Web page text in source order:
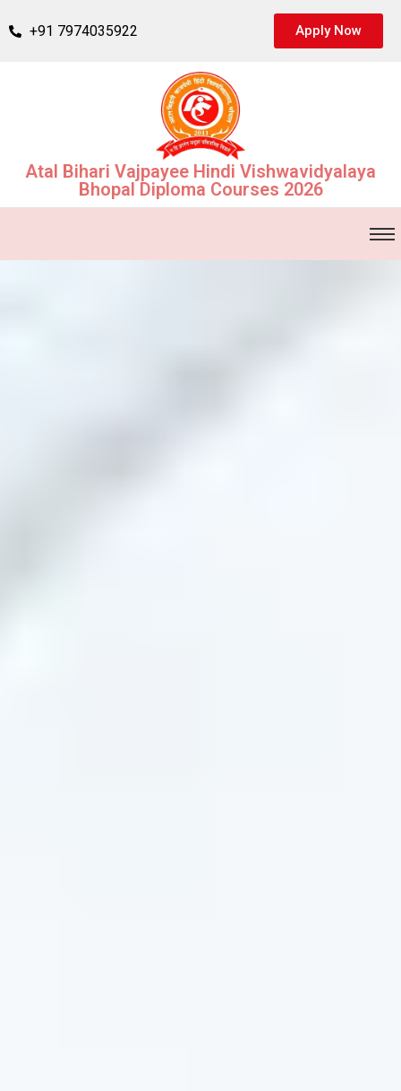
+91 7974035922 Apply Now
Atal Bihari Vajpayee Hindi Vishwavidyalaya
Bhopal Diploma Courses 2026